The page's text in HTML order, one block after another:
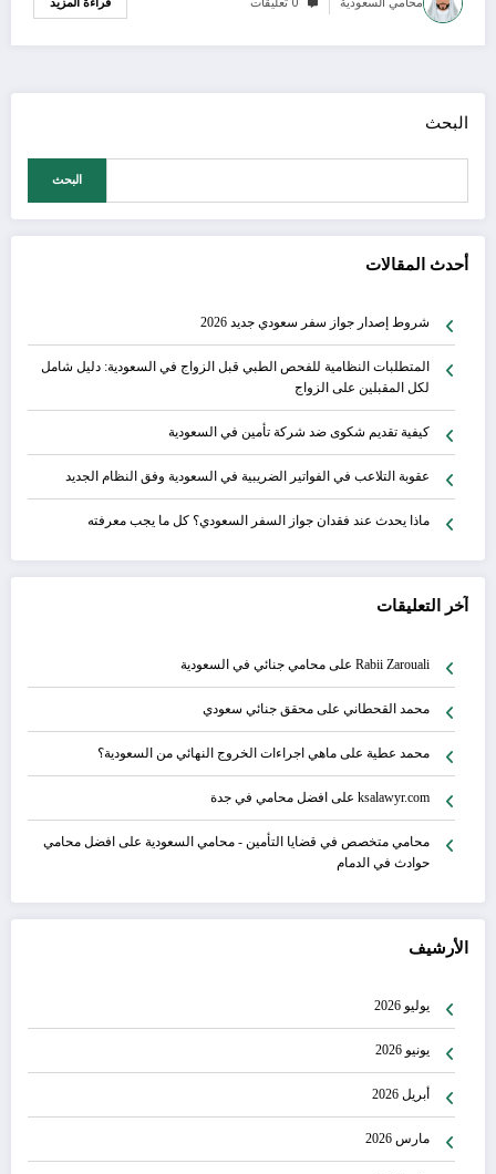
البحث
البحث
أحدث المقالات
شروط إصدار جواز سفر سعودي جديد 2026
المتطلبات النظامية للفحص الطبي قبل الزواج في السعودية: دليل شامل
لكل المقبلين على الزواج
كيفية تقديم شكوى ضد شركة تأمين في السعودية
عقوبة التلاعب في الفواتير الضريبية في السعودية وفق النظام الجديد
ماذا يحدث عند فقدان جواز السفر السعودي؟ كل ما يجب معرفته
آخر التعليقات
Rabii Zarouali على محامي جنائي في السعودية
محمد القحطاني على محقق جنائي سعودي
محمد عطية على ماهي اجراءات الخروج النهائي من السعودية؟
ksalawyr.com على افضل محامي في جدة
محامي متخصص في قضايا التأمين - محامي السعودية على افضل محامي
حوادث في الدمام
الأرشيف
يوليو 2026
يونيو 2026
أبريل 2026
مارس 2026